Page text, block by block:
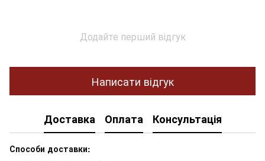
Додайте перший відгук
Написати відгук
Доставка Оплата Консультація
Способи доставки: